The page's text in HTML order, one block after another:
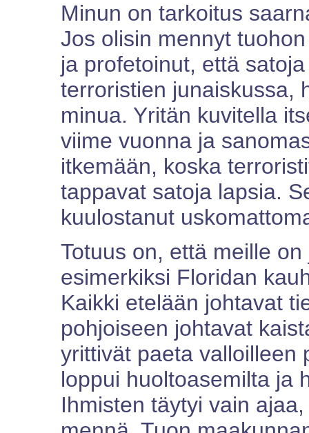
Minun on tarkoitus
Jos olisin mennyt
ja profetoinut, että
terroristien junaiskussa,
minua. Yritän kuvitella
viime vuonna ja
itkemään, koska
tappavat satoja lapsia.
kuulostanut
Totuus on, että meille
esimerkiksi Floridan
Kaikki etelään johtavat
pohjoiseen johtavat
yrittivät paeta valloilleen
loppui huoltoasemilta ja
Ihmisten täytyi vain